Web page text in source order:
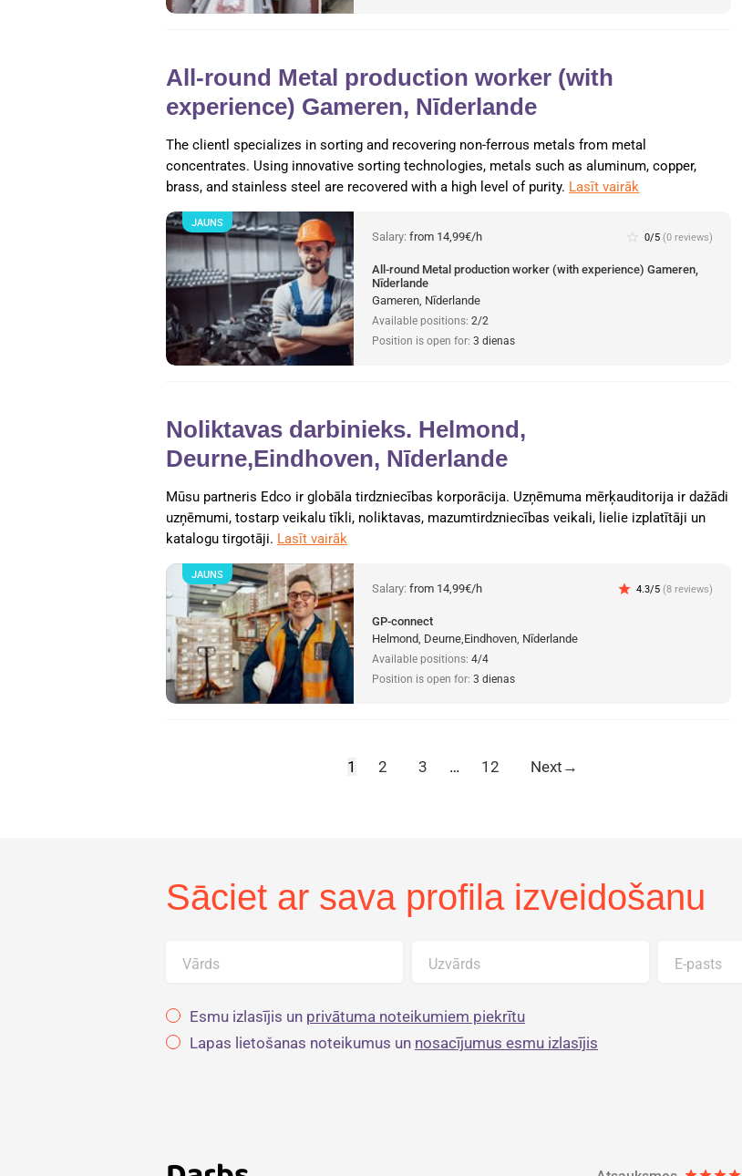
All-round Metal production worker (with
experience) Gameren, Nīderlande
The clientl specializes in sorting and recovering non-ferrous metals from metal
concentrates. Using innovative sorting technologies, metals such as aluminum, copper,
brass, and stainless steel are recovered with a high level of purity. Lasīt vairāk
Salary: from 14,99€/h star_border 0/5 (0 reviews)
All-round Metal production worker (with experience) Gameren,
Nīderlande
Gameren, Nīderlande
Available positions: 2/2
Position is open for: 3 dienas
JAUNS
Noliktavas darbinieks. Helmond,
Deurne,Eindhoven, Nīderlande
Mūsu partneris Edco ir globāla tirdzniecības korporācija. Uzņēmuma mērķauditorija ir dažādi
uzņēmumi, tostarp veikalu tīkli, noliktavas, mazumtirdzniecības veikali, lielie izplatītāji un
katalogu tirgotāji. Lasīt vairāk
Salary: from 14,99€/h star 4.3/5 (8 reviews)
GP-connect
Helmond, Deurne,Eindhoven, Nīderlande
Available positions: 4/4
Position is open for: 3 dienas
JAUNS
1 2 3 … 12 Next →
Sāciet ar sava profila izveidošanu
Vārds Uzvārds E-pasts
Esmu izlasījis un privātuma noteikumiem piekrītu
Lapas lietošanas noteikumus un nosacījumus esmu izlasījis